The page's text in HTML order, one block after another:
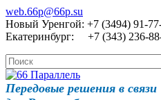
web.66p@66p.su
Новый Уренгой: +7 (3494) 91-
Екатеринбург: +7 (343) 236-
Передовые решения в связи